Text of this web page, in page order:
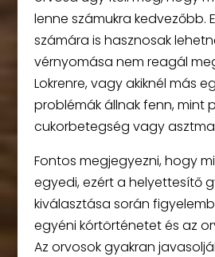
lenne számukra kedvezőbb.
számára is hasznosak
vérnyomása nem reagál
Lokrenre, vagy akiknél más
problémák állnak fenn, mint
cukorbetegség vagy
Fontos megjegyezni, hogy
egyedi, ezért a helyettesítő
kiválasztása során
egyéni kórtörténetet és az
Az orvosok gyakran